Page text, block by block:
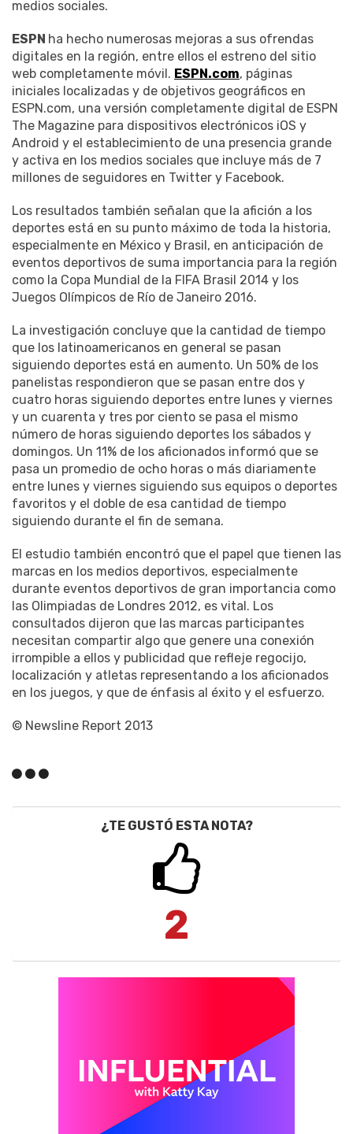
medios sociales.
ESPN ha hecho numerosas mejoras a sus ofrendas
digitales en la región, entre ellos el estreno del sitio
web completamente móvil. ESPN.com, páginas
iniciales localizadas y de objetivos geográficos en
ESPN.com, una versión completamente digital de ESPN
The Magazine para dispositivos electrónicos iOS y
Android y el establecimiento de una presencia grande
y activa en los medios sociales que incluye más de 7
millones de seguidores en Twitter y Facebook.
Los resultados también señalan que la afición a los
deportes está en su punto máximo de toda la historia,
especialmente en México y Brasil, en anticipación de
eventos deportivos de suma importancia para la región
como la Copa Mundial de la FIFA Brasil 2014 y los
Juegos Olímpicos de Río de Janeiro 2016.
La investigación concluye que la cantidad de tiempo
que los latinoamericanos en general se pasan
siguiendo deportes está en aumento. Un 50% de los
panelistas respondieron que se pasan entre dos y
cuatro horas siguiendo deportes entre lunes y viernes
y un cuarenta y tres por ciento se pasa el mismo
número de horas siguiendo deportes los sábados y
domingos. Un 11% de los aficionados informó que se
pasa un promedio de ocho horas o más diariamente
entre lunes y viernes siguiendo sus equipos o deportes
favoritos y el doble de esa cantidad de tiempo
siguiendo durante el fin de semana.
El estudio también encontró que el papel que tienen las
marcas en los medios deportivos, especialmente
durante eventos deportivos de gran importancia como
las Olimpiadas de Londres 2012, es vital. Los
consultados dijeron que las marcas participantes
necesitan compartir algo que genere una conexión
irrompible a ellos y publicidad que refleje regocijo,
localización y atletas representando a los aficionados
en los juegos, y que de énfasis al éxito y el esfuerzo.
© Newsline Report 2013
¿TE GUSTÓ ESTA NOTA?
2